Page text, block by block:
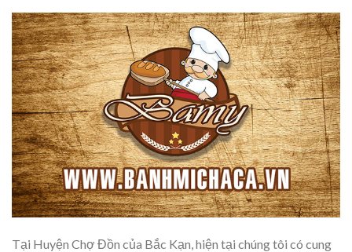
Tại Huyện Chợ Đồn của Bắc Kạn, hiện tại chúng tôi có cung